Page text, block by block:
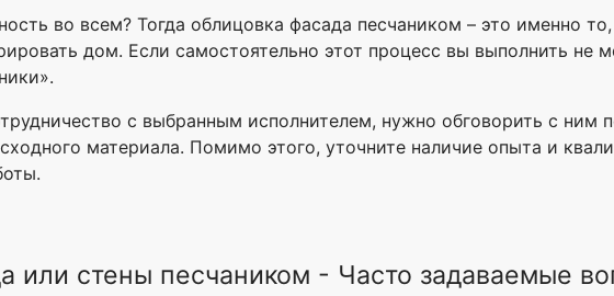
во всем? Тогда облицовка фасада песчаником – это именно
дом. Если самостоятельно этот процесс вы выполнить
с выбранным исполнителем, нужно обговорить с ним
материала. Помимо этого, уточните наличие опыта и
или стены песчаником - Часто задаваемые